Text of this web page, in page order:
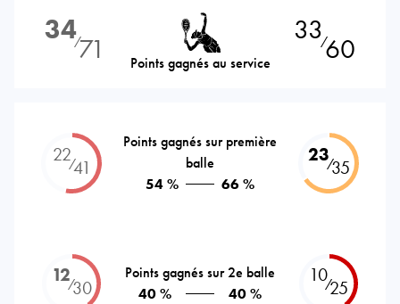
34⁄71 Points gagnés au service
33⁄60
22⁄41
Points gagnés sur première
balle
54 %
66 %
23⁄35
12⁄30
Points gagnés sur 2e balle
40 %
40 %
10⁄25